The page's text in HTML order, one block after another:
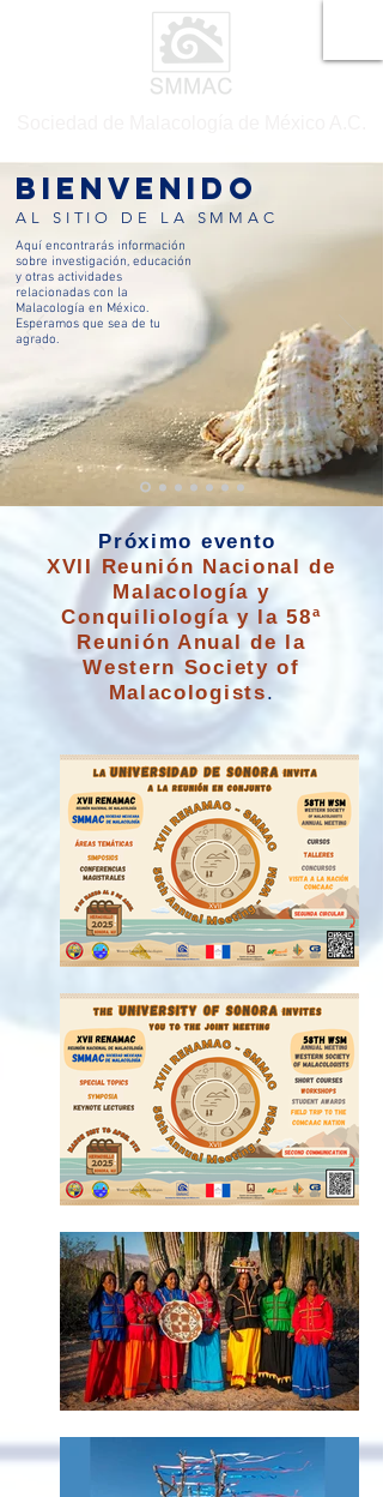
Bienvenido
AL SITIO DE LA SMMAC
Aquí encontrarás información
sobre investigación, educación
y otras actividades
relacionadas con la
Malacología en México.
Esperamos que sea de tu
agrado.
Próximo evento
XVII Reunión Nacional de
Malacología y
Conquiliología y la 58ª
Reunión Anual de la
Western Society of
Malacologists.